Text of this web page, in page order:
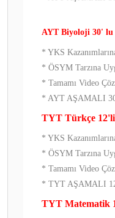
AYT Biyoloji 30' lu
* YKS
* ÖSYM Tarzına
* Tamamı Video
* AYT AŞAMALI
TYT Türkçe 12'li
* YKS
* ÖSYM Tarzına
* Tamamı Video
* TYT AŞAMALI
TYT Matematik